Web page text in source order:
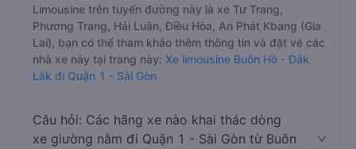
Limousine trên tuyến đường này là xe Tư Trang,
Phương Trang, Hải Luân, Điều Hòa, An Phát Kbang (Gia
Lai), bạn có thể tham khảo thêm thông tin và đặt vé các
nhà xe này tại trang này: Xe limousine Buôn Hồ - Đắk
Lắk đi Quận 1 - Sài Gòn
Câu hỏi: Các hãng xe nào khai thác dòng
xe giường nằm đi Quận 1 - Sài Gòn từ Buôn